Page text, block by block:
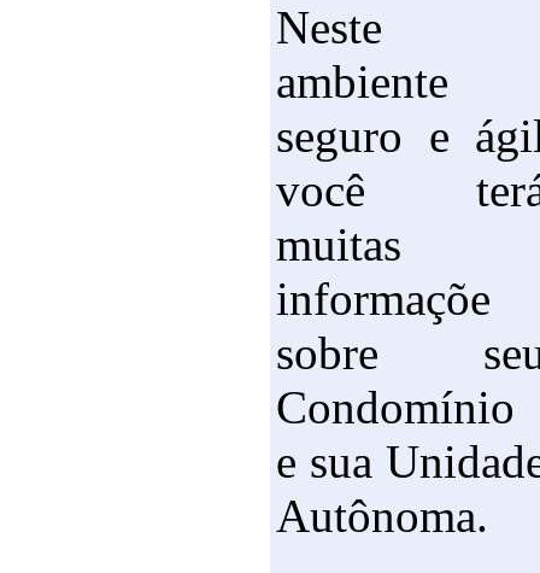
Neste
ambiente
seguro e
você
muitas
informaçõe
sobre
Condomínio
e sua
Autônoma.